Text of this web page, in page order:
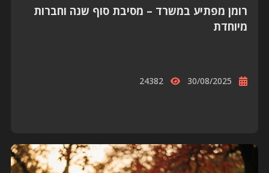
רומן מפתיע במשרד – מסיבת סוף שנה וחברות
מיוחדת
30/08/2025
24382